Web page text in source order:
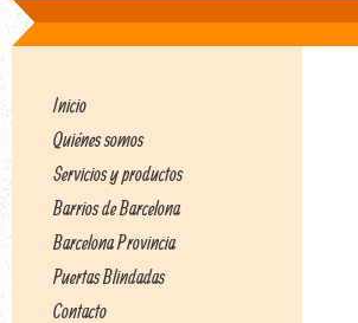
Inicio
Quiénes somos
Servicios y productos
Barrios de Barcelona
Barcelona Provincia
Puertas Blindadas
Contacto